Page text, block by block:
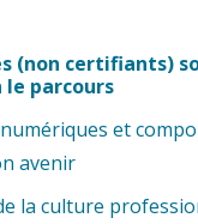
(non certifiants)
parcours
et
avenir
la culture